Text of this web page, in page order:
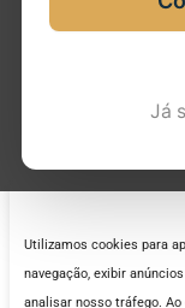
Utilizamos cookies para
navegação, exibir
analisar nosso tráfego. Ao
Já